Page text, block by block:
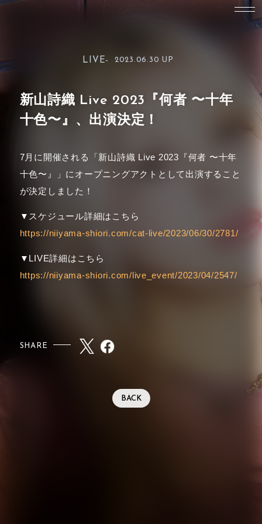
LIVE- 2023.06.30 UP
新山詩織 Live 2023『何者 〜十年
十色〜』、出演決定！
7月に開催される「新山詩織 Live 2023『何者 〜十年
十色〜』」にオープニングアクトとして出演すること
が決定しました！
▼スケジュール詳細はこちら
https://niiyama-shiori.com/cat-live/2023/06/30/2781/
▼LIVE詳細はこちら
https://niiyama-shiori.com/live_event/2023/04/2547/
SHARE
BACK